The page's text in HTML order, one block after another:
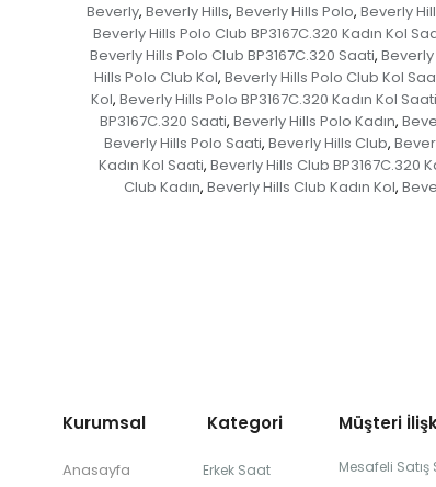
Beverly, Beverly Hills, Beverly Hills Polo, Beverly
Beverly Hills Polo Club BP3167C.320 Kadın Kol
Beverly Hills Polo Club BP3167C.320 Saati, Beverly
Hills Polo Club Kol, Beverly Hills Polo Club Kol
Kol, Beverly Hills Polo BP3167C.320 Kadın Kol Saati
BP3167C.320 Saati, Beverly Hills Polo Kadın,
Beverly Hills Polo Saati, Beverly Hills Club,
Kadın Kol Saati, Beverly Hills Club BP3167C.320
Club Kadın, Beverly Hills Club Kadın Kol,
Kurumsal Kategori
Anasayfa Erkek Saat
Müşteri
Mesafeli Satış